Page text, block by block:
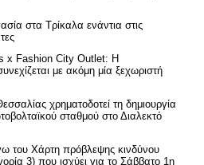
στα Τρίκαλα ενάντια στις
x Fashion City Outlet: Η
με ακόμη μία ξεχωριστή
χρηματοδοτεί τη δημιουργία
σταθμού στο Διαλεκτό
του Χάρτη πρόβλεψης κινδύνου
3) που ισχύει για το Σάββατο 1η